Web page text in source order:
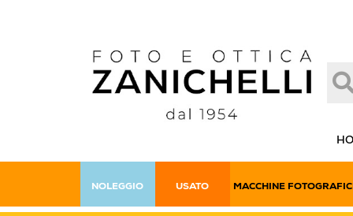
NOLEGGIO USATO MACCHINE